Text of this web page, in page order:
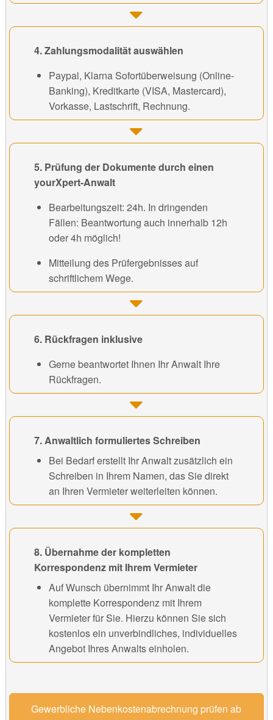
4. Zahlungsmodalität auswählen
Paypal, Klarna Sofortüberweisung (Online-
Banking), Kreditkarte (VISA, Mastercard),
Vorkasse, Lastschrift, Rechnung.
5. Prüfung der Dokumente durch einen
yourXpert-Anwalt
Bearbeitungszeit: 24h. In dringenden
Fällen: Beantwortung auch innerhalb 12h
oder 4h möglich!
Mitteilung des Prüfergebnisses auf
schriftlichem Wege.
6. Rückfragen inklusive
Gerne beantwortet Ihnen Ihr Anwalt Ihre
Rückfragen.
7. Anwaltlich formuliertes Schreiben
Bei Bedarf erstellt Ihr Anwalt zusätzlich ein
Schreiben in Ihrem Namen, das Sie direkt
an Ihren Vermieter weiterleiten können.
8. Übernahme der kompletten
Korrespondenz mit Ihrem Vermieter
Auf Wunsch übernimmt Ihr Anwalt die
komplette Korrespondenz mit Ihrem
Vermieter für Sie. Hierzu können Sie sich
kostenlos ein unverbindliches, individuelles
Angebot Ihres Anwalts einholen.
Gewerbliche Nebenkostenabrechnung prüfen ab